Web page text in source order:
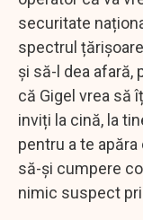
securitate
spectrul
și să-l dea afară,
că Gigel vrea să
inviți la cină, la
pentru a te
să-și cumpere
nimic suspect